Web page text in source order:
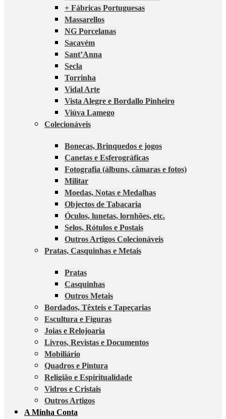
+ Fábricas Portuguesas
Massarellos
NG Porcelanas
Sacavém
Sant’Anna
Secla
Torrinha
Vidal Arte
Vista Alegre e Bordallo Pinheiro
Viúva Lamego
Colecionáveis
Bonecas, Brinquedos e jogos
Canetas e Esferográficas
Fotografia (álbuns, câmaras e fotos)
Militar
Moedas, Notas e Medalhas
Objectos de Tabacaria
Óculos, lunetas, lornhões, etc.
Selos, Rótulos e Postais
Outros Artigos Colecionáveis
Pratas, Casquinhas e Metais
Pratas
Casquinhas
Outros Metais
Bordados, Têxteis e Tapeçarias
Escultura e Figuras
Joias e Relojoaria
Livros, Revistas e Documentos
Mobiliário
Quadros e Pintura
Religião e Espiritualidade
Vidros e Cristais
Outros Artigos
A Minha Conta